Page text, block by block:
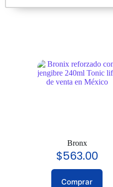
Bronx
$563.00
Comprar